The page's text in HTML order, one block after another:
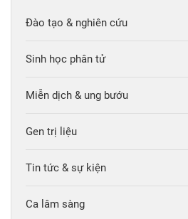
Đào tạo & nghiên cứu
Sinh học phân tử
Miễn dịch & ung bướu
Gen trị liệu
Tin tức & sự kiện
Ca lâm sàng